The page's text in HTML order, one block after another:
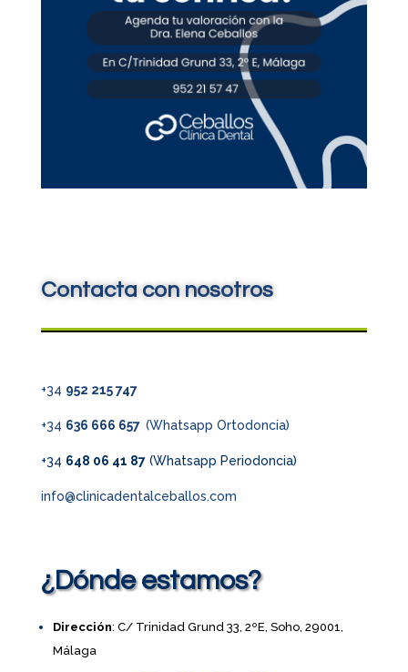
Contacta con nosotros
+34 952 215 747
+34 636 666 657 (Whatsapp Ortodoncia)
+34 648 06 41 87(Whatsapp Periodoncia)
info@clinicadentalceballos.com
¿Dónde estamos?
Dirección: C/ Trinidad Grund 33, 2ºE, Soho, 29001,
Málaga